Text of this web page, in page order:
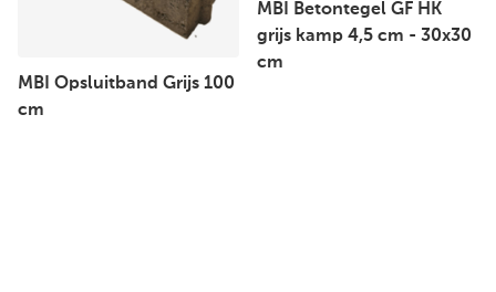
MBI Opsluitband Grijs 100
cm
MBI Betontegel GF HK
grijs kamp 4,5 cm - 30x30
cm